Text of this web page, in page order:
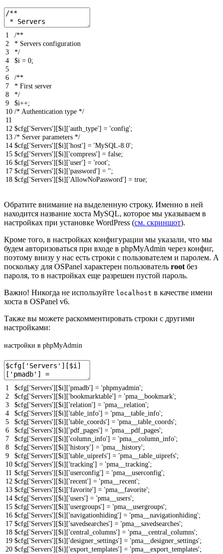
1
2
3
4
5
6
7
8
9
10
11
12
13
14
15
16
17
18
/**
* Servers configuration
*/
$i = 0;
/**
* First server
*/
$i++;
/* Authentication type */
$cfg['Servers'][$i]['auth_type'] = 'config';
/* Server parameters */
$cfg['Servers'][$i]['host'] = 'MySQL-8.0';
$cfg['Servers'][$i]['compress'] = false;
$cfg['Servers'][$i]['user'] = 'root';
$cfg['Servers'][$i]['password'] = '';
$cfg['Servers'][$i]['AllowNoPassword'] = true;
Обратите внимание на выделенную строку. Именно в ней
находится название хоста MySQL, которое мы указываем в
настройках при установке WordPress (см. скриншот).
Кроме того, в настройках конфигурации мы указали, что мы
будем авторизоваться при входе в phpMyAdmin через конфиг,
поэтому внизу у нас есть строки с пользователем и паролем. А
поскольку для OSPanel характерен пользователь root без
пароля, то в настройках еще разрешен пустой пароль.
Важно! Никогда не используйте localhost в качестве имени
хоста в OSPanel v6.
Также вы можете раскомментировать строки с другими
настройками:
настройки в phpMyAdmin
1
2
3
4
5
6
7
8
9
10
11
12
13
14
15
16
17
18
19
20
$cfg['Servers'] [$i] ['pmadb'] = 'phpmyadmin';
$cfg['Servers'] [$i] ['bookmarktable'] = 'pma__bookmark';
$cfg['Servers'] [$i] ['relation'] = 'pma__relation';
$cfg['Servers'] [$i] ['table_info'] = 'pma__table_info';
$cfg['Servers'] [$i] ['table_coords'] = 'pma__table_coords';
$cfg['Servers'] [$i] ['pdf_pages'] = 'pma__pdf_pages';
$cfg['Servers'] [$i] ['column_info'] = 'pma__column_info';
$cfg['Servers'] [$i] ['history'] = 'pma__history';
$cfg['Servers'] [$i] ['table_uiprefs'] = 'pma__table_uiprefs';
$cfg['Servers'] [$i] ['tracking'] = 'pma__tracking';
$cfg['Servers'] [$i] ['userconfig'] = 'pma__userconfig';
$cfg['Servers'] [$i] ['recent'] = 'pma__recent';
$cfg['Servers'] [$i] ['favorite'] = 'pma__favorite';
$cfg['Servers'] [$i] ['users'] = 'pma__users';
$cfg['Servers'] [$i] ['usergroups'] = 'pma__usergroups';
$cfg['Servers'] [$i] ['navigationhiding'] = 'pma__navigationhiding';
$cfg['Servers'] [$i] ['savedsearches'] = 'pma__savedsearches';
$cfg['Servers'] [$i] ['central_columns'] = 'pma__central_columns';
$cfg['Servers'] [$i] ['designer_settings'] = 'pma__designer_settings';
$cfg['Servers'] [$i] ['export_templates'] = 'pma__export_templates';